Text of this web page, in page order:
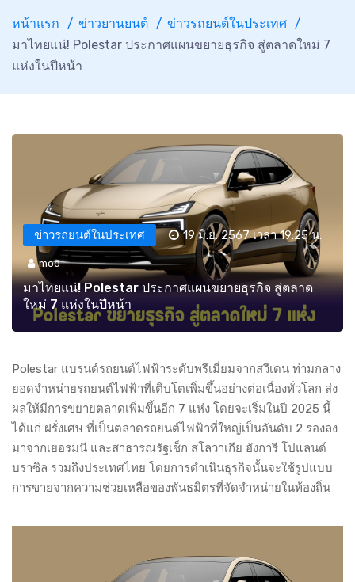
หน้าแรก ข่าวยานยนต์
ข่าวรถยนต์ในประเทศ
มาไทยแน่! Polestar ประกาศแผนขยายธุรกิจ สู่ตลาดใหม่ 7
แห่งในปีหน้า
ข่าวรถยนต์ในประเทศ 19 มิ.ย. 2567 เวลา 19:25 น.
mod
มาไทยแน่! Polestar ประกาศแผนขยายธุรกิจ สู่ตลาด
ใหม่ 7 แห่งในปีหน้า
Polestar แบรนด์รถยนต์ไฟฟ้าระดับพรีเมี่ยมจากสวีเดน ท่ามกลาง
ยอดจำหน่ายรถยนต์ไฟฟ้าที่เติบโตเพิ่มขึ้นอย่างต่อเนื่องทั่วโลก ส่ง
ผลให้มีการขยายตลาดเพิ่มขึ้นอีก 7 แห่ง โดยจะเริ่มในปี 2025 นี้
ได้แก่ ฝรั่งเศษ ที่เป็นตลาดรถยนต์ไฟฟ้าที่ใหญ่เป็นอันดับ 2 รองลง
มาจากเยอรมนี และสาธารณรัฐเช็ก สโลวาเกีย ฮังการี โปแลนด์
บราซิล รวมถึงประเทศไทย โดยการดำเนินธุรกิจนั้นจะใช้รูปแบบ
การขายจากความช่วยเหลือของพันธมิตรที่จัดจำหน่ายในท้องถิ่น